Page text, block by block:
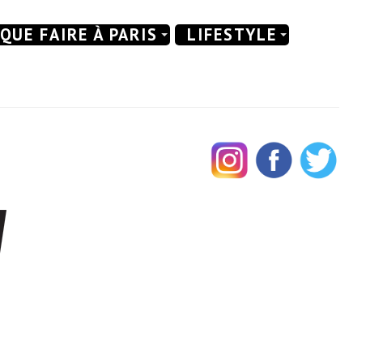
QUE FAIRE À PARIS
LIFESTYLE